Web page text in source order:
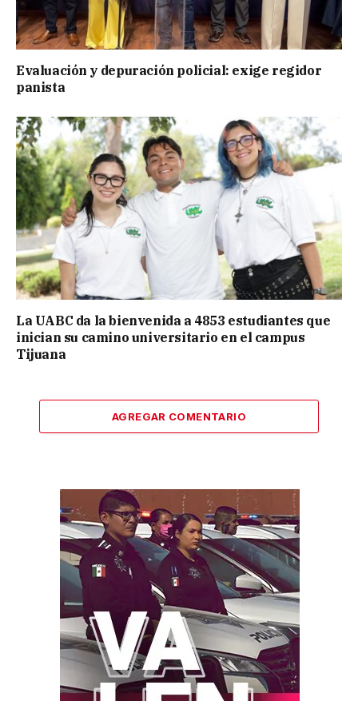
Evaluación y depuración policial: exige regidor
panista
La UABC da la bienvenida a 4853 estudiantes que
inician su camino universitario en el campus
Tijuana
AGREGAR COMENTARIO